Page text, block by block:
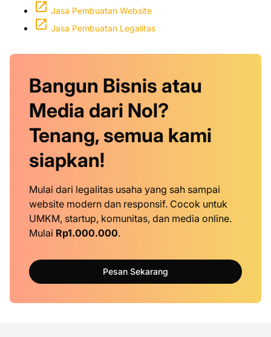
Jasa Pembuatan Website
Jasa Pembuatan Legalitas
Bangun Bisnis atau
Media dari Nol?
Tenang, semua kami
siapkan!
Mulai dari legalitas usaha yang sah sampai
website modern dan responsif. Cocok untuk
UMKM, startup, komunitas, dan media online.
Mulai Rp1.000.000.
Pesan Sekarang